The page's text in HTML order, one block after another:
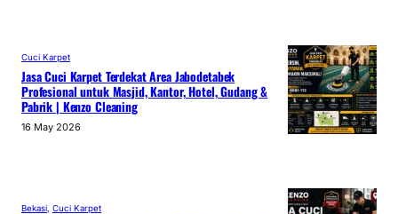
Cuci Karpet
Jasa Cuci Karpet Terdekat Area Jabodetabek
Profesional untuk Masjid, Kantor, Hotel, Gudang &
Pabrik | Kenzo Cleaning
16 May 2026
Bekasi Cuci Karpet